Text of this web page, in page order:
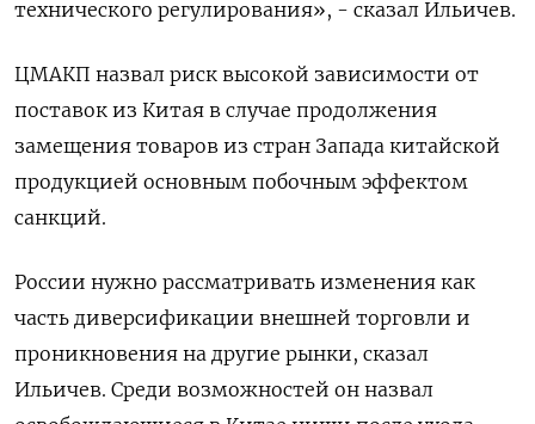
технического регулирования», - сказал Ильичев.
ЦМАКП назвал риск высокой зависимости от
поставок из Китая в случае продолжения
замещения товаров из стран Запада китайской
продукцией основным побочным эффектом
санкций.
России нужно рассматривать изменения как
часть диверсификации внешней торговли и
проникновения на другие рынки, сказал
Ильичев. Среди возможностей он назвал